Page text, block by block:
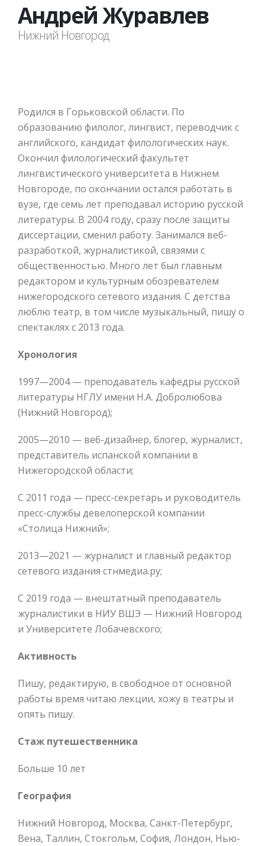
Андрей Журавлев
​Нижний Новгород
Родился в Горьковской области. По
образованию филолог, лингвист, переводчик с
английского, кандидат филологических наук.
Окончил филологический факультет
лингвистического университета в Нижнем
Новгороде, по окончании остался работать в
вузе, где семь лет преподавал историю русской
литературы. В 2004 году, сразу после защиты
диссертации, сменил работу. Занимался веб-
разработкой, журналистикой, связями с
общественностью. Много лет был главным
редактором и культурным обозревателем
нижегородского сетевого издания. С детства
люблю театр, в том числе музыкальный, пишу о
спектаклях с 2013 года.
Хронология
1997—2004 — преподаватель кафедры русской
литературы НГЛУ имени Н.А. Добролюбова
(Нижний Новгород);
2005—2010 — веб-дизайнер, блогер, журналист,
представитель испанской компании в
Нижегородской области;
С 2011 года — пресс-секретарь и руководитель
пресс-службы девелоперской компании
«Столица Нижний»;
2013—2021 — журналист и главный редактор
сетевого издания стнмедиа.ру;
С 2019 года — внештатный преподаватель
журналистики в НИУ ВШЭ — Нижний Новгород
и Университете Лобачевского;
Активность
Пишу, редактирую, в свободное от основной
работы время читаю лекции, хожу в театры и
опять пишу.
Стаж путешественника
Больше 10 лет
География
Нижний Новгород, Москва, Санкт-Петербург,
Вена, Таллин, Стокгольм, София, Лондон, Нью-